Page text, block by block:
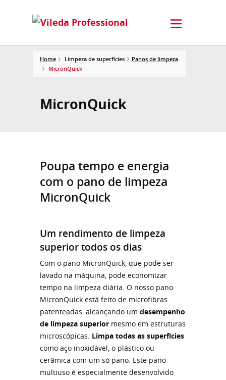
Home Limpeza de superfícies
Panos de limpeza
MicronQuick
MicronQuick
Poupa tempo e energia
com o pano de limpeza
MicronQuick
Um rendimento de limpeza
superior todos os dias
Com o pano MicronQuick, que pode ser
lavado na máquina, pode economizar
tempo na limpeza diária. O nosso pano
MicronQuick está feito de microfibras
patenteadas, alcançando um desempenho
de limpeza superior mesmo em estruturas
microscópicas. Limpa todas as superfícies
como aço inoxidável, o plástico ou
cerâmica com um só pano. Este pano
multiuso é especialmente desenvolvido